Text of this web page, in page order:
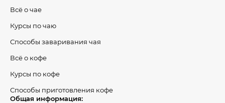
Всё о чае
Курсы по чаю
Способы заваривания чая
Всё о кофе
Курсы по кофе
Способы приготовления кофе
Общая информация: